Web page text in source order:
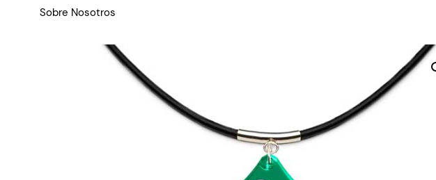
Sobre Nosotros